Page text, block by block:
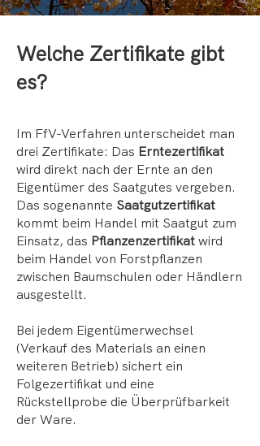
Welche Zertifikate gibt
es?
Im FfV-Verfahren unterscheidet man
drei Zertifikate: Das Erntezertifikat
wird direkt nach der Ernte an den
Eigentümer des Saatgutes vergeben.
Das sogenannte Saatgutzertifikat
kommt beim Handel mit Saatgut zum
Einsatz, das Pflanzenzertifikatwird
beim Handel von Forstpflanzen
zwischen Baumschulen oder Händlern
ausgestellt.
Bei jedem Eigentümerwechsel
(Verkauf des Materials an einen
weiteren Betrieb) sichert ein
Folgezertifikat und eine
Rückstellprobe die Überprüfbarkeit
der Ware.